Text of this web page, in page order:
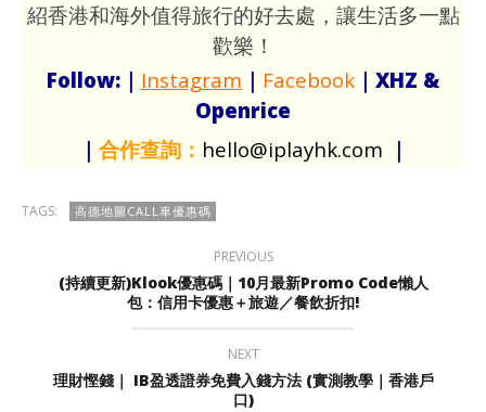
紹香港和海外值得旅行的好去處，讓生活多一點
歡樂！
Follow:｜ Instagram ｜ Facebook ｜XHZ &
Openrice
｜ 合作查詢： hello@iplayhk.com ｜
TAGS: 高德地圖CALL車優惠碼
PREVIOUS
(持續更新)Klook優惠碼｜10月最新Promo Code懶人
包：信用卡優惠＋旅遊／餐飲折扣!
NEXT
理財慳錢｜ IB盈透證券免費入錢方法 (實測教學｜香港戶
口)